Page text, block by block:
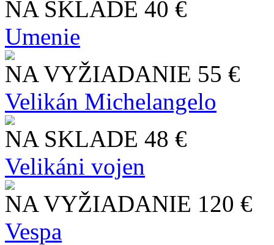
NA SKLADE 40 €
Umenie
NA VYŽIADANIE 55 €
Velikán Michelangelo
NA SKLADE 48 €
Velikáni vojen
NA VYŽIADANIE 120 €
Vespa